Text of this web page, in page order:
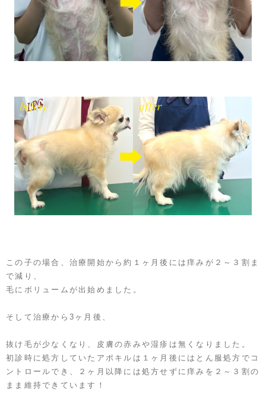
この子の場合、治療開始から約１ヶ月後には痒みが２～３割ま
で減り、
毛にボリュームが出始めました。
そして治療から3ヶ月後、
抜け毛が少なくなり、皮膚の赤みや湿疹は無くなりました。
初診時に処方していたアポキルは１ヶ月後にはとん服処方でコ
ントロールでき、２ヶ月以降には処方せずに痒みを２～３割の
まま維持できています！